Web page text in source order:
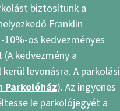
biztosítunk a
Franklin
os kedvezményes
kedvezmény a
levonásra. A parkolási
Parkolóház). Az ingyenes
le parkolójegyét a